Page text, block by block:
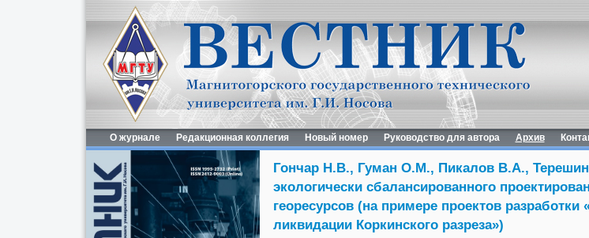
О журнале Редакционная коллегия Новый номер Руководство для автора Архив
Гончар Н.В., Гуман О.М., Пикалов В.А.,
экологически сбалансированного
георесурсов (на примере проектов разработки
ликвидации Коркинского разреза»)